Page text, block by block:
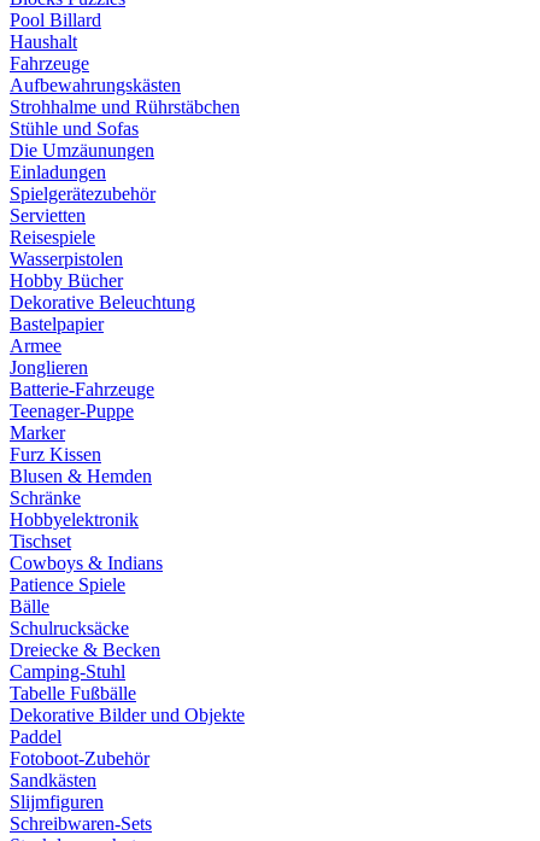
Pool Billard
Haushalt
Fahrzeuge
Aufbewahrungskästen
Strohhalme und Rührstäbchen
Stühle und Sofas
Die Umzäunungen
Einladungen
Spielgerätezubehör
Servietten
Reisespiele
Wasserpistolen
Hobby Bücher
Dekorative Beleuchtung
Bastelpapier
Armee
Jonglieren
Batterie-Fahrzeuge
Teenager-Puppe
Marker
Furz Kissen
Blusen & Hemden
Schränke
Hobbyelektronik
Tischset
Cowboys & Indians
Patience Spiele
Bälle
Schulrucksäcke
Dreiecke & Becken
Camping-Stuhl
Tabelle Fußbälle
Dekorative Bilder und Objekte
Paddel
Fotoboot-Zubehör
Sandkästen
Slijmfiguren
Schreibwaren-Sets